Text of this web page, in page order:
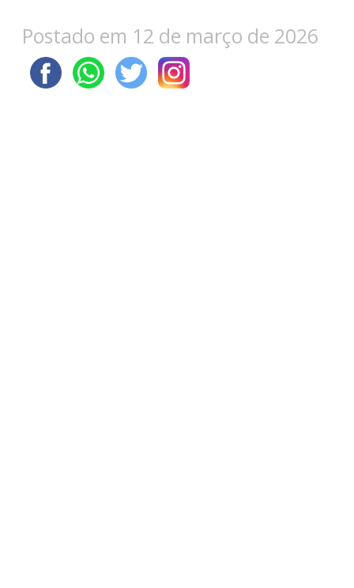
Postado em 12 de março de 2026